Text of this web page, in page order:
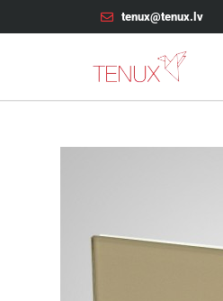
tenux@tenux.lv